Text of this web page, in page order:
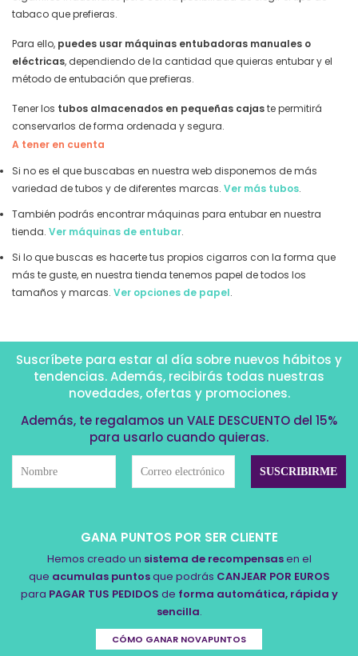
tabaco que prefieras.
Para ello, puedes usar máquinas entubadoras manuales o
eléctricas, dependiendo de la cantidad que quieras entubar y el
método de entubación que prefieras.
Tener los tubos almacenados en pequeñas cajaste permitirá
conservarlos de forma ordenada y segura.
A tener en cuenta
Si no es el que buscabas en nuestra web disponemos de más
variedad de tubos y de diferentes marcas. Ver más tubos.
También podrás encontrar máquinas para entubar en nuestra
tienda. Ver máquinas de entubar.
Si lo que buscas es hacerte tus propios cigarros con la forma que
más te guste, en nuestra tienda tenemos papel de todos los
tamaños y marcas. Ver opciones de papel.
Suscríbete para estar al día sobre nuevos hábitos y
tendencias. Además, recibirás todas nuestras
novedades, ofertas y promociones.
Además, te regalamos un VALE DESCUENTO del 15%
para usarlo cuando quieras.
GANA PUNTOS POR SER CLIENTE
Hemos creado un sistema de recompensasen el
que acumulas puntosque podrás CANJEAR POR EUROS
para PAGAR TUS PEDIDOS de forma automática, rápida y
sencilla.
CÓMO GANAR NOVAPUNTOS